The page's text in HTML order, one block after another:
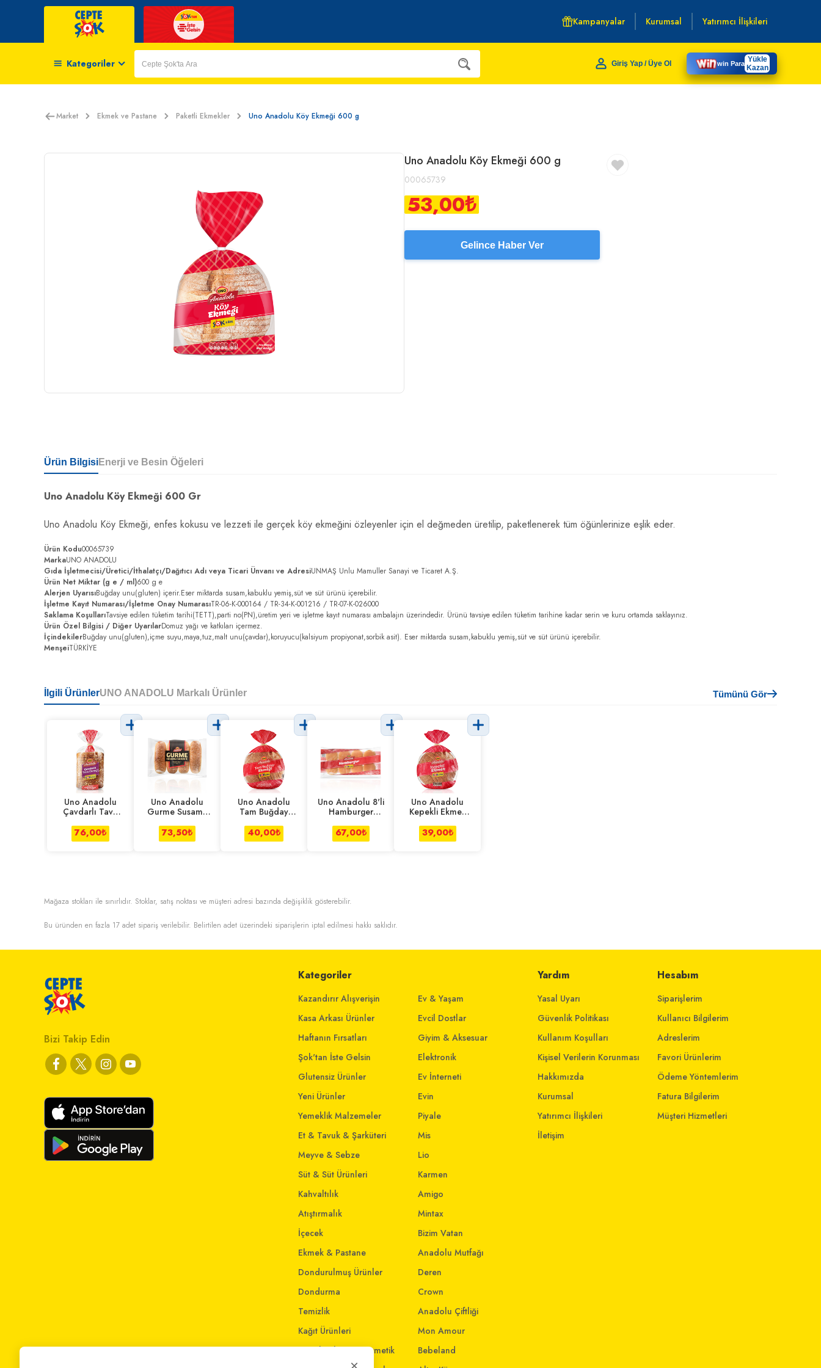
Kampanyalar Kurumsal Yatırımcı İlişkileri
Kategoriler Giriş Yap / Üye Ol win Para Yükle
Kazan
Market Ekmek ve Pastane Paketli Ekmekler Uno Anadolu Köy Ekmeği 600 g
Uno Anadolu Köy Ekmeği 600 g
00065739
53,00₺
Gelince Haber Ver
Ürün BilgisiEnerji ve Besin Öğeleri
Uno Anadolu Köy Ekmeği 600 Gr
Uno Anadolu Köy Ekmeği, enfes kokusu ve lezzeti ile gerçek köy ekmeğini özleyenler için el değmeden üretilip, paketlenerek tüm öğünlerinize eşlik eder.
Ürün Kodu00065739
MarkaUNO ANADOLU
Gıda İşletmecisi/Üretici/İthalatçı/Dağıtıcı Adı veya Ticari Ünvanı ve AdresiUNMAŞ Unlu Mamuller Sanayi ve Ticaret A.Ş.
Ürün Net Miktar (g e / ml)600 g e
Alerjen UyarısıBuğday unu(gluten) içerir.Eser miktarda susam,kabuklu yemiş,süt ve süt ürünü içerebilir.
İşletme Kayıt Numarası/İşletme Onay NumarasıTR-06-K-000164 / TR-34-K-001216 / TR-07-K-026000
Saklama KoşullarıTavsiye edilen tüketim tarihi(TETT),parti no(PN),üretim yeri ve işletme kayıt numarası ambalajın üzerindedir. Ürünü tavsiye edilen tüketim tarihine kadar serin ve kuru ortamda saklayınız.
Ürün Özel Bilgisi / Diğer UyarılarDomuz yağı ve katkıları içermez.
İçindekilerBuğday unu(gluten),içme suyu,maya,tuz,malt unu(çavdar),koruyucu(kalsiyum propiyonat,sorbik asit). Eser miktarda susam,kabuklu yemiş,süt ve süt ürünü içerebilir.
MenşeiTÜRKİYE
İlgili ÜrünlerUNO ANADOLU Markalı Ürünler Tümünü Gör
Uno Anadolu
Çavdarlı Tava
76,00₺
Uno Anadolu
Gurme Susamlı
73,50₺
Uno Anadolu
Tam Buğday
40,00₺
Uno Anadolu 8'li
Hamburger
67,00₺
Uno Anadolu
Kepekli Ekmek
39,00₺
Mağaza stokları ile sınırlıdır. Stoklar, satış noktası ve müşteri adresi bazında değişiklik gösterebilir.
Bu üründen en fazla 17 adet sipariş verilebilir. Belirtilen adet üzerindeki siparişlerin iptal edilmesi hakkı saklıdır.
Bizi Takip Edin
Kategoriler
Kazandırır Alışverişin
Kasa Arkası Ürünler
Haftanın Fırsatları
Şok'tan İste Gelsin
Glutensiz Ürünler
Yeni Ürünler
Yemeklik Malzemeler
Et & Tavuk & Şarküteri
Meyve & Sebze
Süt & Süt Ürünleri
Kahvaltılık
Atıştırmalık
İçecek
Ekmek & Pastane
Dondurulmuş Ürünler
Dondurma
Temizlik
Kağıt Ürünleri
Kişisel Bakım & Kozmetik
Ev & Yaşam
Evcil Dostlar
Giyim & Aksesuar
Elektronik
Ev İnterneti
Evin
Piyale
Mis
Lio
Karmen
Amigo
Mintax
Bizim Vatan
Anadolu Mutfağı
Deren
Crown
Anadolu Çiftliği
Mon Amour
Bebeland
Yardım
Yasal Uyarı
Güvenlik Politikası
Kullanım Koşulları
Kişisel Verilerin Korunması
Hakkımızda
Kurumsal
Yatırımcı İlişkileri
İletişim
Hesabım
Siparişlerim
Kullanıcı Bilgilerim
Adreslerim
Favori Ürünlerim
Ödeme Yöntemlerim
Fatura Bilgilerim
Müşteri Hizmetleri